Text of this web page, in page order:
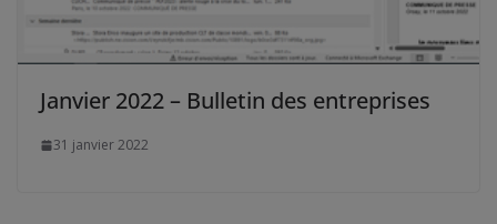
Janvier 2022 – Bulletin des entreprises
31 janvier 2022